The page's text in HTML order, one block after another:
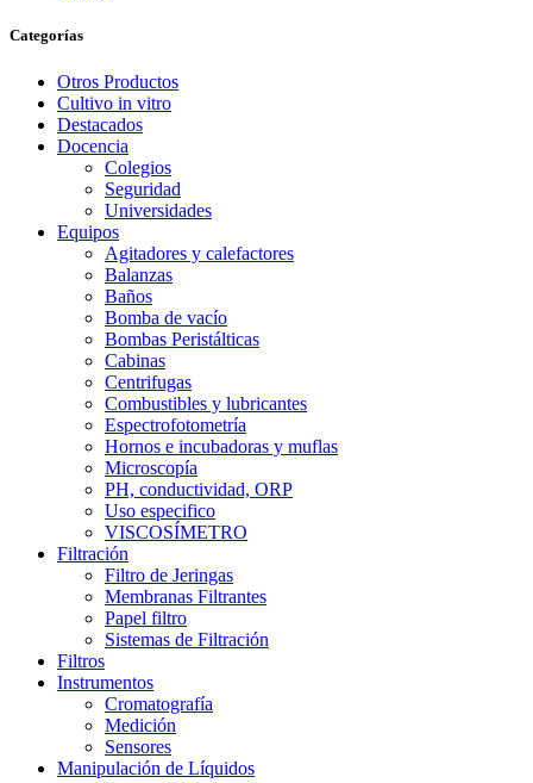
Categorías
Otros Productos
Cultivo in vitro
Destacados
Docencia
Colegios
Seguridad
Universidades
Equipos
Agitadores y calefactores
Balanzas
Baños
Bomba de vacío
Bombas Peristálticas
Cabinas
Centrifugas
Combustibles y lubricantes
Espectrofotometría
Hornos e incubadoras y muflas
Microscopía
PH, conductividad, ORP
Uso especifico
VISCOSÍMETRO
Filtración
Filtro de Jeringas
Membranas Filtrantes
Papel filtro
Sistemas de Filtración
Filtros
Instrumentos
Cromatografía
Medición
Sensores
Manipulación de Líquidos